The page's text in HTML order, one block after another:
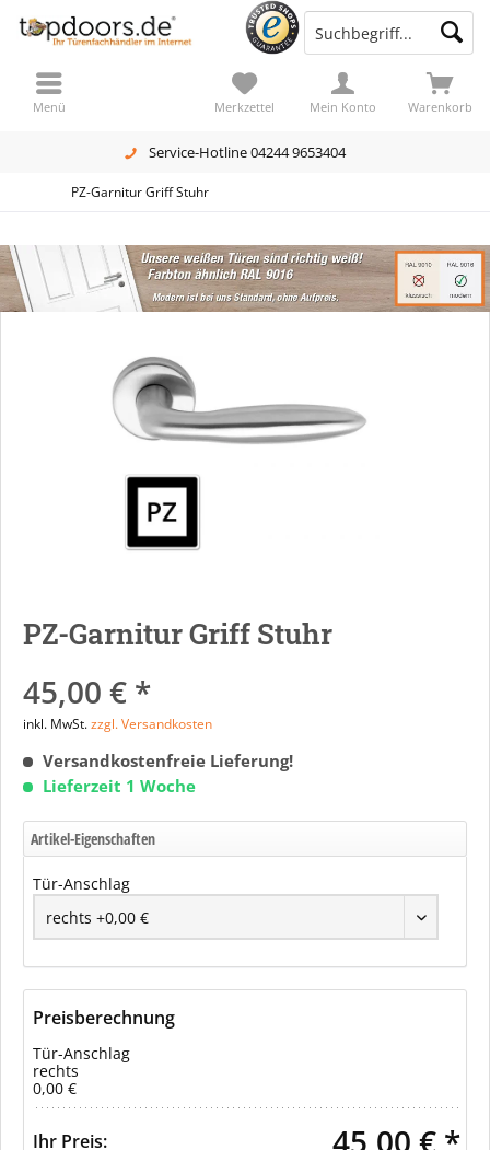
Service-Hotline 04244 9653404
Warenkorb
Merkzettel Mein Konto
Menü
PZ-Garnitur Griff Stuhr
PZ-Garnitur Griff Stuhr
45,00 € *
inkl. MwSt.zzgl. Versandkosten
Versandkostenfreie Lieferung!
Lieferzeit 1 Woche
Artikel-Eigenschaften
Tür-Anschlag
Preisberechnung
Tür-Anschlag
rechts
0,00 €
Ihr Preis: